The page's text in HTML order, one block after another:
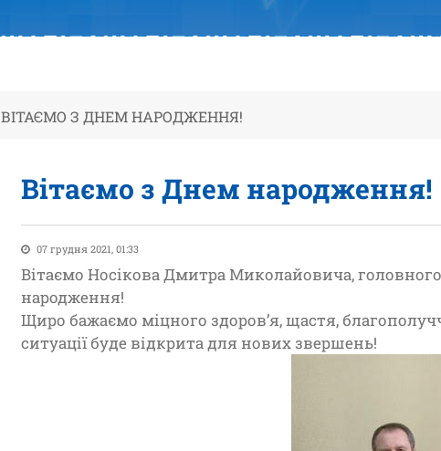
ВІТАЄМО З ДНЕМ НАРОДЖЕННЯ!
Вітаємо з Днем народження!
07 грудня 2021, 01:33
Вітаємо Носікова Дмитра Миколайовича,
народження!
Щиро бажаємо міцного здоров’я, щастя,
ситуації буде відкрита для нових звершень!